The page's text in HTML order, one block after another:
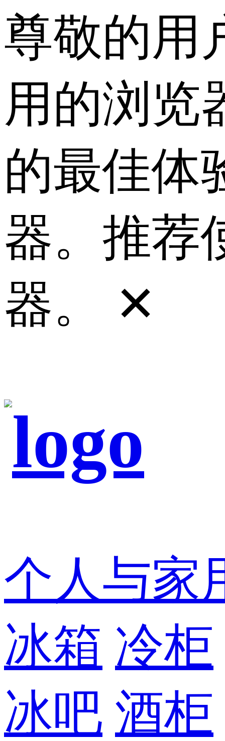
尊敬的用
用的浏览
的最佳体
器。推荐
器。
✕
个人与家
冰箱 冷柜
冰吧 酒柜